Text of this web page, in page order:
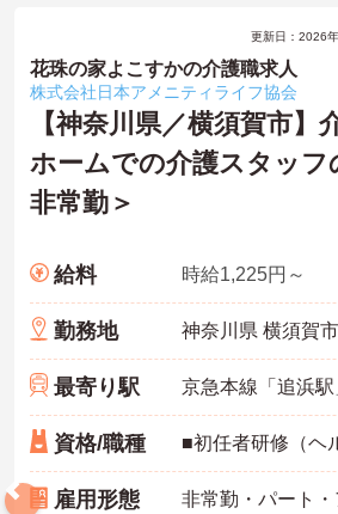
更新日：2026
花珠の家よこすかの介護職求人
株式会社日本アメニティライフ協会
【神奈川県／横須賀市】
ホームでの介護スタッフ
非常勤＞
給料 時給1,225円～
勤務地
最寄り駅
資格/職種
雇用形態